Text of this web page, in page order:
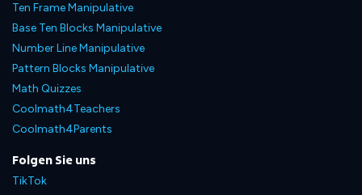
Ten Frame Manipulative
Base Ten Blocks Manipulative
Number Line Manipulative
Pattern Blocks Manipulative
Math Quizzes
Coolmath4Teachers
Coolmath4Parents
Folgen Sie uns
TikTok